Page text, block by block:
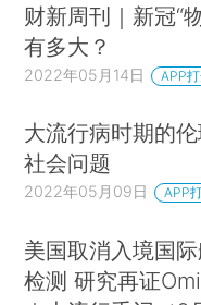
财新周刊｜新冠“
有多大？
2022年05月14日 APP
大流行病时期的
社会问题
2022年05月09日 APP
美国取消入境国
检测 研究再证